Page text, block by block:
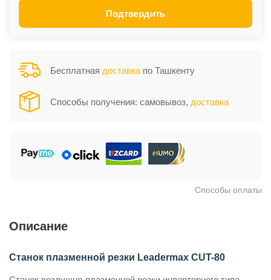
Подтвердить
Бесплатная доставка по Ташкенту
Способы получения: самовывоз, доставка
Способы оплаты
Описание
Станок плазменной резки Leadermax CUT-80